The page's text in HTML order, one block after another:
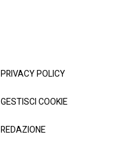
PRIVACY POLICY
GESTISCI COOKIE
REDAZIONE